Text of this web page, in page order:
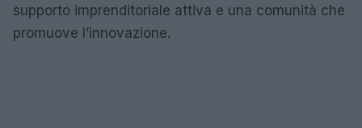
supporto imprenditoriale attiva e una comunità che
promuove l’innovazione.